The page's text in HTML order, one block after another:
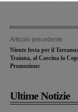
Articolo precedente
Niente festa per il
Traiana, al Cascina la
Promozione
Ultime Notizie